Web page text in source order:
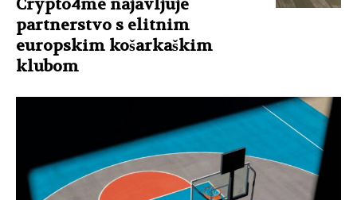
Crypto4me najavljuje
partnerstvo s elitnim
europskim košarkaškim
klubom